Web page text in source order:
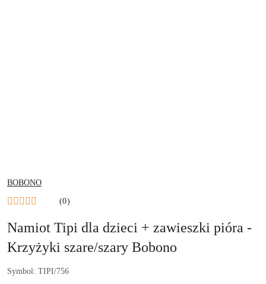
NAZWA
PRODUCENTA:
BOBONO
(0)
Namiot Tipi dla dzieci + zawieszki pióra -
Krzyżyki szare/szary Bobono
Symbol: TIPI/756